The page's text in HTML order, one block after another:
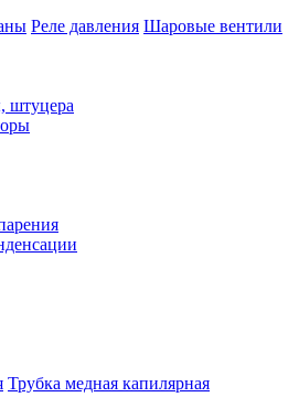
Реле давления Шаровые вентили
штуцера
Трубка медная капилярная